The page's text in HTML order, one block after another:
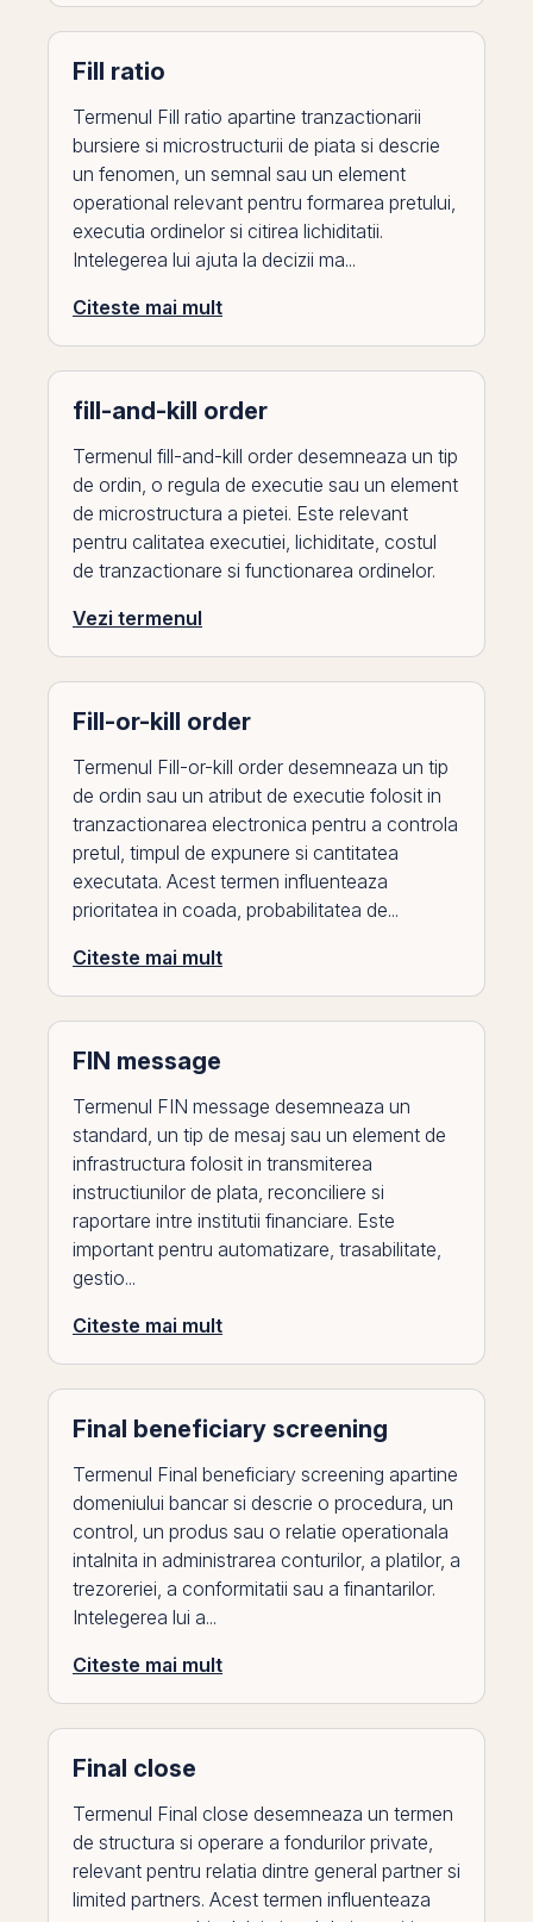
Fill ratio
Termenul Fill ratio apartine tranzactionarii
bursiere si microstructurii de piata si descrie
un fenomen, un semnal sau un element
operational relevant pentru formarea pretului,
executia ordinelor si citirea lichiditatii.
Intelegerea lui ajuta la decizii ma...
Citeste mai mult
fill-and-kill order
Termenul fill-and-kill order desemneaza un tip
de ordin, o regula de executie sau un element
de microstructura a pietei. Este relevant
pentru calitatea executiei, lichiditate, costul
de tranzactionare si functionarea ordinelor.
Vezi termenul
Fill-or-kill order
Termenul Fill-or-kill order desemneaza un tip
de ordin sau un atribut de executie folosit in
tranzactionarea electronica pentru a controla
pretul, timpul de expunere si cantitatea
executata. Acest termen influenteaza
prioritatea in coada, probabilitatea de...
Citeste mai mult
FIN message
Termenul FIN message desemneaza un
standard, un tip de mesaj sau un element de
infrastructura folosit in transmiterea
instructiunilor de plata, reconciliere si
raportare intre institutii financiare. Este
important pentru automatizare, trasabilitate,
gestio...
Citeste mai mult
Final beneficiary screening
Termenul Final beneficiary screening apartine
domeniului bancar si descrie o procedura, un
control, un produs sau o relatie operationala
intalnita in administrarea conturilor, a platilor, a
trezoreriei, a conformitatii sau a finantarilor.
Intelegerea lui a...
Citeste mai mult
Final close
Termenul Final close desemneaza un termen
de structura si operare a fondurilor private,
relevant pentru relatia dintre general partner si
limited partners. Acest termen influenteaza